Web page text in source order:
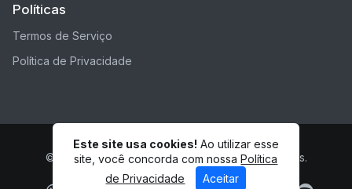
Políticas
Termos de Serviço
Política de Privacidade
© RADIO EPIFENIA - Todos os direitos reservados.
Este site usa cookies! Ao utilizar esse
site, você concorda com nossaPolítica
de Privacidade
Aceitar